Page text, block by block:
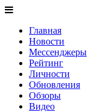
Главная
Новости
Мессенджеры
Рейтинг
Личности
Обновления
Обзоры
Видео